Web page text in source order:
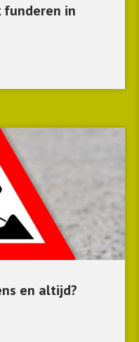
funderen in
en altijd?